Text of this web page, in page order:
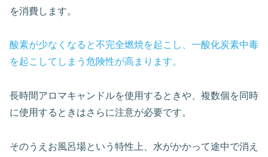
を消費します。
酸素が少なくなると不完全燃焼を起こし、一酸化炭素中毒
を起こしてしまう危険性が高まります。
長時間アロマキャンドルを使用するときや、複数個を同時
に使用するときはさらに注意が必要です。
そのうえお風呂場という特性上、水がかかって途中で消え